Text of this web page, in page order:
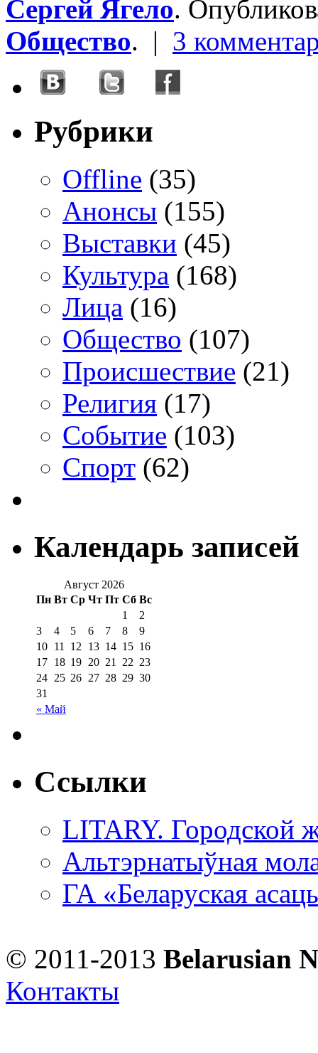
Сергей Ягело.
Общество. | 3
Рубрики
Offline (35)
Анонсы (155)
Выставки (45)
Культура (168)
Лица (16)
Общество (107)
Происшествие (21)
Религия (17)
Событие (103)
Спорт (62)
Календарь записей
Август 2026
Пн Вт Ср Чт Пт Сб Вс
« Май
1
2
3
4 5 6 7 8
9
10 11 12 13 14 15 16
17 18 19 20 21 22 23
24 25 26 27 28 29 30
31
Ссылки
LITARY. Городской
Альтэрнатыўная
ГА «Беларуская
© 2011-2013 Belarusian
Контакты